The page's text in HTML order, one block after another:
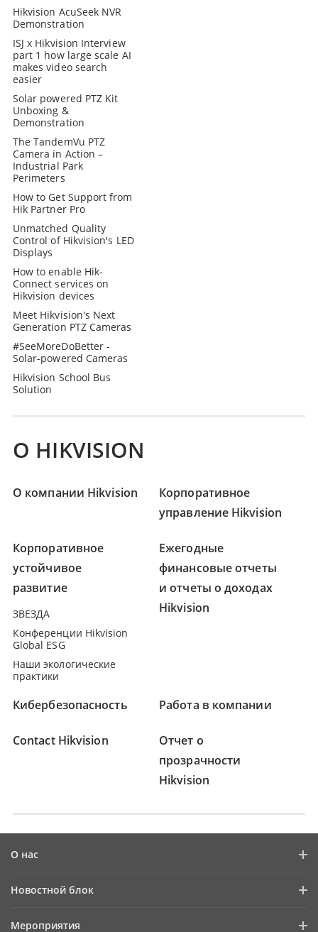
Hikvision AcuSeek NVR
Demonstration
ISJ x Hikvision Interview
part 1 how large scale AI
makes video search
easier
Solar powered PTZ Kit
Unboxing &
Demonstration
The TandemVu PTZ
Camera in Action –
Industrial Park
Perimeters
How to Get Support from
Hik Partner Pro
Unmatched Quality
Control of Hikvision's LED
Displays
How to enable Hik-
Connect services on
Hikvision devices
Meet Hikvision's Next
Generation PTZ Cameras
#SeeMoreDoBetter -
Solar-powered Cameras
Hikvision School Bus
Solution
О HIKVISION
О компании Hikvision
Корпоративное
управление Hikvision
Корпоративное
устойчивое
развитие
ЗВЕЗДА
Конференции Hikvision
Global ESG
Наши экологические
практики
Ежегодные
финансовые отчеты
и отчеты о доходах
Hikvision
Кибербезопасность Работа в компании
Contact Hikvision
Отчет о
прозрачности
Hikvision
О нас
Информационная безопасность
Новостной блок
Мероприятия